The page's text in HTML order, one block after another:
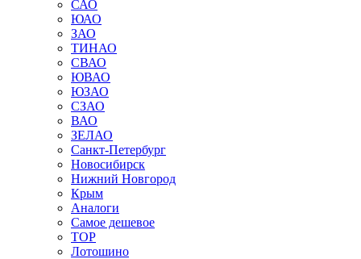
САО
ЮАО
ЗАО
ТИНАО
СВАО
ЮВАО
ЮЗАО
СЗАО
ВАО
ЗЕЛАО
Санкт-Петербург
Новосибирск
Нижний Новгород
Крым
Аналоги
Самое дешевое
TOP
Лотошино